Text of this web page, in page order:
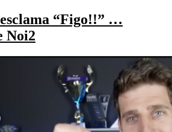
“Figo!!” …
Noi2